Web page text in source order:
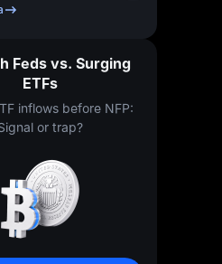
Feds vs. Surging
ETFs
inflows before NFP:
or trap?